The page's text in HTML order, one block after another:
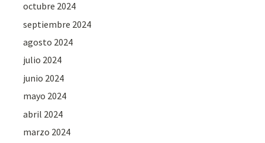
octubre 2024
septiembre 2024
agosto 2024
julio 2024
junio 2024
mayo 2024
abril 2024
marzo 2024